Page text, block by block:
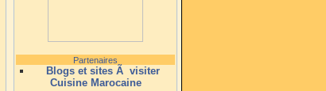
Partenaires
Blogs et sites Ã visiter
Cuisine Marocaine